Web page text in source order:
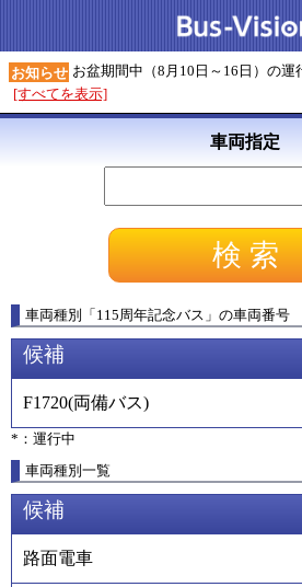
お知らせ お盆期間中（8月10日～16日）の運
[すべてを表示]
車両指定
車両種別 「115周年記念バス 」 の車両番号
候補
F1720(両備バス)
*：運行中
車両種別一覧
候補
路面電車